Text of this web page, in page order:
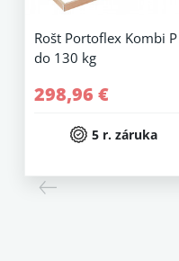
Rošt Portoflex Kombi P
do 130 kg
298,96 €
5 r. záruka